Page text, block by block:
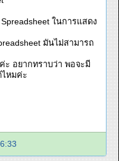
ในการแสดง
มันไม่สามารถ
อยากทราบว่า พอจะมี
หมค่ะ